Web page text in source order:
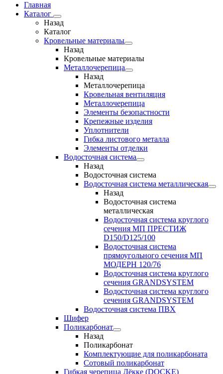
Главная
Каталог
Назад
Каталог
Кровельные материалы
Назад
Кровельные материалы
Металлочерепица
Назад
Металлочерепица
Кровельная вентиляция
Металлочерепица
Элементы безопастности
Крепежные изделия
Уплотнители
Гибка листового металла
Элементы отделки
Водосточная система
Назад
Водосточная система
Водосточная система металлическая
Назад
Водосточная система
металлическая
Водосточная система круглого
сечения МП ПРЕСТИЖ
D150/D125/100
Водосточная система
прямоугольного сечения МП
МОДЕРН 120/76
Водосточная система круглого
сечения GRANDSYSTEM
Водосточная система круглого
сечения GRANDSYSTEM
Водосточная система ПВХ
Шифер
Поликарбонат
Назад
Поликарбонат
Комплектующие для поликарбоната
Сотовый поликарбонат
Гибкая черепица Дёкке (DOCKE)